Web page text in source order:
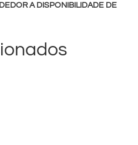
A DISPONIBILIDADE DE